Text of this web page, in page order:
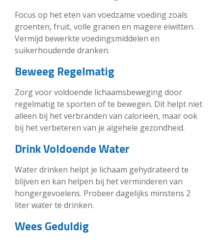
Focus op het eten van voedzame voeding zoals
groenten, fruit, volle granen en magere eiwitten.
Vermijd bewerkte voedingsmiddelen en
suikerhoudende dranken.
Beweeg Regelmatig
Zorg voor voldoende lichaamsbeweging door
regelmatig te sporten of te bewegen. Dit helpt niet
alleen bij het verbranden van calorieën, maar ook
bij het verbeteren van je algehele gezondheid.
Drink Voldoende Water
Water drinken helpt je lichaam gehydrateerd te
blijven en kan helpen bij het verminderen van
hongergevoelens. Probeer dagelijks minstens 2
liter water te drinken.
Wees Geduldig